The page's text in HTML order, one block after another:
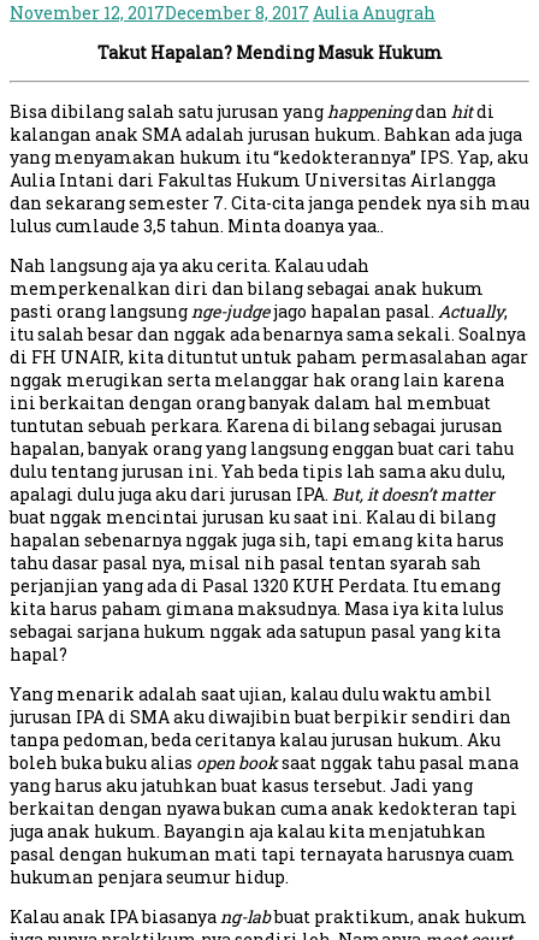
November 12, 2017December 8, 2017 Aulia Anugrah
Takut Hapalan? Mending Masuk Hukum
Bisa dibilang salah satu jurusan yanghappeningdan hitdi
kalangan anak SMA adalah jurusan hukum. Bahkan ada juga
yang menyamakan hukum itu “kedokterannya” IPS. Yap, aku
Aulia Intani dari Fakultas Hukum Universitas Airlangga
dan sekarang semester 7. Cita-cita janga pendek nya sih mau
lulus cumlaude 3,5 tahun. Minta doanya yaa..
Nah langsung aja ya aku cerita. Kalau udah
memperkenalkan diri dan bilang sebagai anak hukum
pasti orang langsungnge-judgejago hapalan pasal. Actually,
itu salah besar dan nggak ada benarnya sama sekali. Soalnya
di FH UNAIR, kita dituntut untuk paham permasalahan agar
nggak merugikan serta melanggar hak orang lain karena
ini berkaitan dengan orang banyak dalam hal membuat
tuntutan sebuah perkara. Karena di bilang sebagai jurusan
hapalan, banyak orang yang langsung enggan buat cari tahu
dulu tentang jurusan ini. Yah beda tipis lah sama aku dulu,
apalagi dulu juga aku dari jurusan IPA. But, it doesn’t matter
buat nggak mencintai jurusan ku saat ini. Kalau di bilang
hapalan sebenarnya nggak juga sih, tapi emang kita harus
tahu dasar pasal nya, misal nih pasal tentan syarah sah
perjanjian yang ada di Pasal 1320 KUH Perdata. Itu emang
kita harus paham gimana maksudnya. Masa iya kita lulus
sebagai sarjana hukum nggak ada satupun pasal yang kita
hapal?
Yang menarik adalah saat ujian, kalau dulu waktu ambil
jurusan IPA di SMA aku diwajibin buat berpikir sendiri dan
tanpa pedoman, beda ceritanya kalau jurusan hukum. Aku
boleh buka buku alias open booksaat nggak tahu pasal mana
yang harus aku jatuhkan buat kasus tersebut. Jadi yang
berkaitan dengan nyawa bukan cuma anak kedokteran tapi
juga anak hukum. Bayangin aja kalau kita menjatuhkan
pasal dengan hukuman mati tapi ternayata harusnya cuam
hukuman penjara seumur hidup.
Kalau anak IPA biasanyang-labbuat praktikum, anak hukum